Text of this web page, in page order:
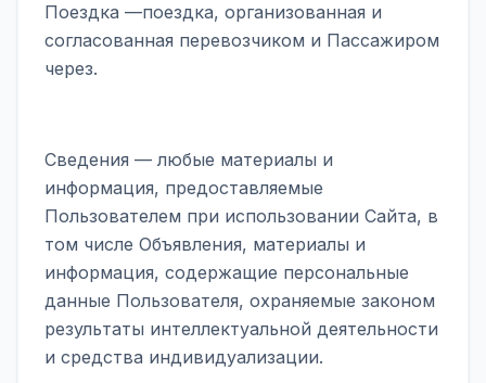
Поездка —поездка, организованная и
согласованная перевозчиком и Пассажиром
через.
Сведения — любые материалы и
информация, предоставляемые
Пользователем при использовании Сайта, в
том числе Объявления, материалы и
информация, содержащие персональные
данные Пользователя, охраняемые законом
результаты интеллектуальной деятельности
и средства индивидуализации.